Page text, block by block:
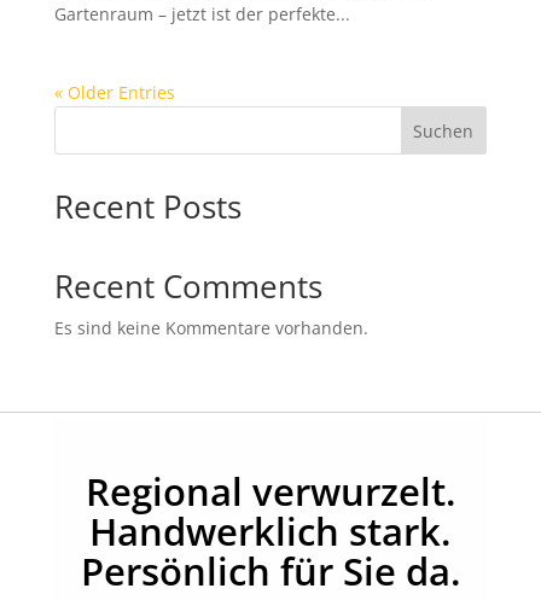
Gartenraum – jetzt ist der perfekte...
« Older Entries
Suchen
Recent Posts
Recent Comments
Es sind keine Kommentare vorhanden.
Regional verwurzelt.
Handwerklich stark.
Persönlich für Sie da.